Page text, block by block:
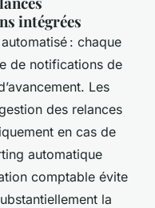
intégrées
: chaque
de notifications de
Les
des relances
en cas de
automatique
comptable évite
la